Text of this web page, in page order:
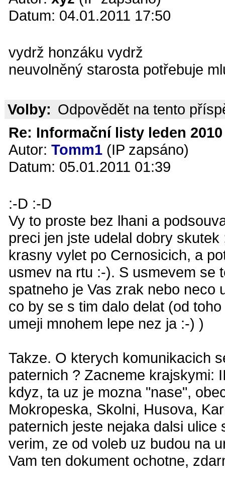
Datum: 04.01.2011 17:50
vydrž honzáku vydrž
neuvolněný starosta potřebuje
Volby: Odpovědět na tento
Re: Informační listy leden
Autor: Tomm1 (IP zapsáno)
Datum: 05.01.2011 01:39
:-D :-D
Vy to proste bez lhani a
preci jen jste udelal dobry
krasny vylet po Cernosicich, a
usmev na rtu :-). S usmevem se
spatneho je Vas zrak nebo neco
co by se s tim dalo delat (od
umeji mnohem lepe nez ja :-) )
Takze. O kterych komunikacich
paternich ? Zacneme krajskymi:
kdyz, ta uz je mozna "nase",
Mokropeska, Skolni, Husova,
paternich jeste nejaka dalsi
verim, ze od voleb uz budou na
Vam ten dokument ochotne,